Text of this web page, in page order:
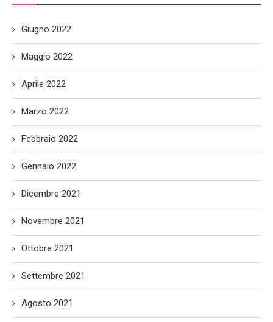
Giugno 2022
Maggio 2022
Aprile 2022
Marzo 2022
Febbraio 2022
Gennaio 2022
Dicembre 2021
Novembre 2021
Ottobre 2021
Settembre 2021
Agosto 2021